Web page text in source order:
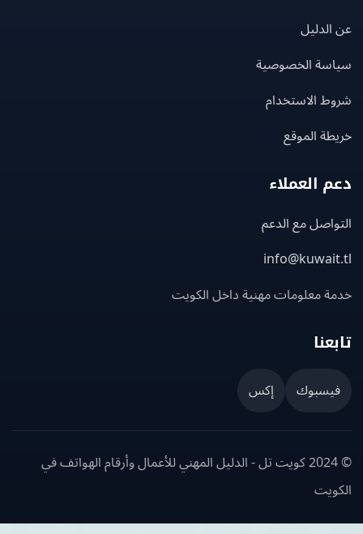
الخصوصية
الاستخدام
الموقع
العملاء
مع الدعم
معلومات مهنية داخل الكويت
إكس
© 2024 كويت تل - الدليل المهني للأعمال وأرقام الهواتف في